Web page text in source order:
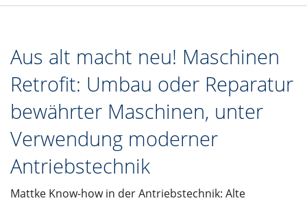
Aus alt macht neu! Maschinen
Retrofit: Umbau oder Reparatur
bewährter Maschinen, unter
Verwendung moderner
Antriebstechnik
Mattke Know-how in der Antriebstechnik: Alte